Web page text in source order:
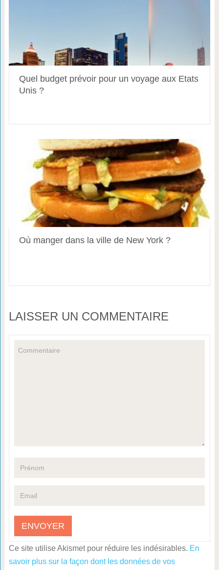
Quel budget prévoir pour un voyage aux Etats
Unis ?
Où manger dans la ville de New York ?
LAISSER UN COMMENTAIRE
Ce site utilise Akismet pour réduire les indésirables. En
savoir plus sur la façon dont les données de vos